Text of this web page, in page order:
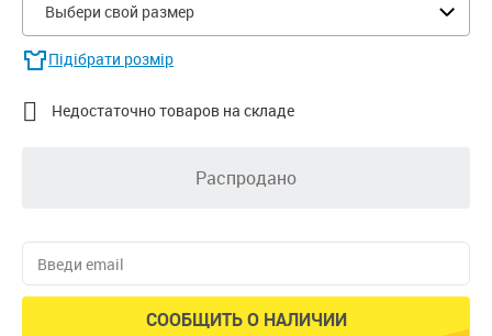
Выбери свой размер
Підібрати розмір
 Недостаточно товаров на складе
Распродано
СООБЩИТЬ О НАЛИЧИИ